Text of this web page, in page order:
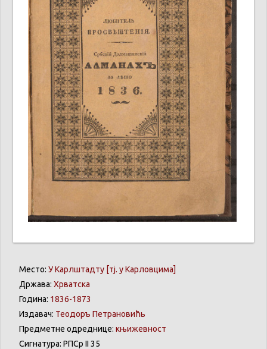
Место: У Карлштадту [тј. у Карловцима]
Држава: Хрватска
Година: 1836-1873
Издавач: Теодоръ Петрановићь
Предметне одреднице: књижевност
Сигнатура: РПСр II 35